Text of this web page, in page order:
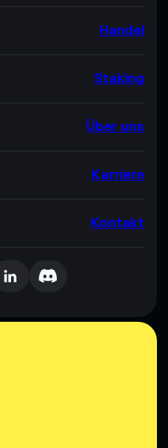
Handel
Staking
Über uns
Karriere
Kontakt